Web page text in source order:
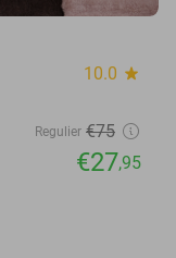
10.0 star
Regulier €75
€27,95